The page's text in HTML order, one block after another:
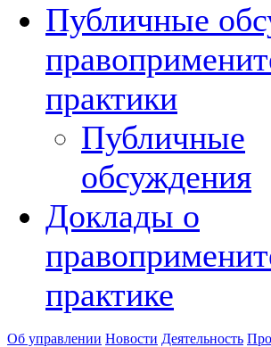
Публичные
практики
Публичные
обсуждения
Доклады о
практике
Об управлении Новости Деятельность